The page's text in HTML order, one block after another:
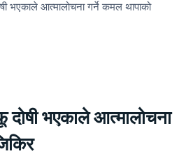
भएकाले आत्मालोचना गर्ने कमल थापाको
दोषी भएकाले आत्मालोचना